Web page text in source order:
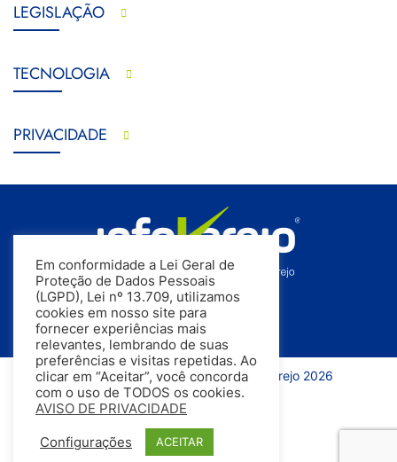
LEGISLAÇÃO
TECNOLOGIA
PRIVACIDADE
Todos os direitos reservados | InfoVarejo 2026
Em conformidade a Lei Geral de
Proteção de Dados Pessoais
(LGPD), Lei nº 13.709, utilizamos
cookies em nosso site para
fornecer experiências mais
relevantes, lembrando de suas
preferências e visitas repetidas. Ao
clicar em “Aceitar”, você concorda
com o uso de TODOS os cookies.
AVISO DE PRIVACIDADE
Configurações ACEITAR